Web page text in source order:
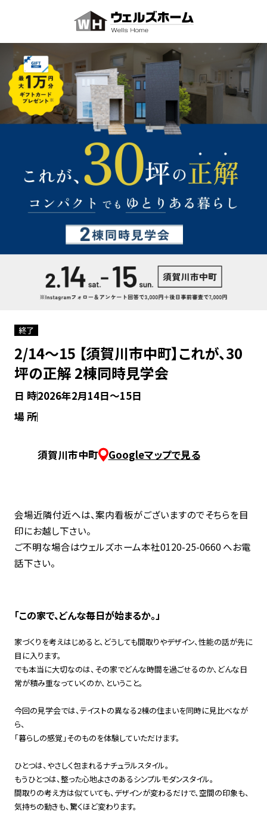
ホーム
最新情報
おすすめの記事
お知らせ
イベント
コンセプト
保証・サポート
注文住宅
リフォーム
企画住宅
SmALL
注文住宅
建売住宅
土地・建売
土地
建売
モデルハウス
会社案内
スタッフ紹介
採用情報
イベントを見る
無料パンフレットプレゼント
Instagramから問い合わせ
フリーダイヤル
プライバシーポリシー
終了
2/14〜15 【須賀川市中町】これが、30
坪の正解 2棟同時見学会
日 時2026年2月14日〜15日
場 所
須賀川市中町 Googleマップで見る
会場近隣付近へは、案内看板がございますのでそちらを目
印にお越し下さい。
ご不明な場合はウェルズホーム本社0120-25-0660 へお電
話下さい。
「この家で、どんな毎日が始まるか。」
家づくりを考えはじめると、どうしても間取りやデザイン、性能の話が先に
目に入ります。
でも本当に大切なのは、その家でどんな時間を過ごせるのか、どんな日
常が積み重なっていくのか、ということ。
今回の見学会では、テイストの異なる2棟の住まいを同時に見比べなが
ら、
「暮らしの感覚」そのものを体験していただけます。
ひとつは、やさしく包まれるナチュラルスタイル。
もうひとつは、整った心地よさのあるシンプルモダンスタイル。
間取りの考え方は似ていても、デザインが変わるだけで、空間の印象も、
気持ちの動きも、驚くほど変わります。